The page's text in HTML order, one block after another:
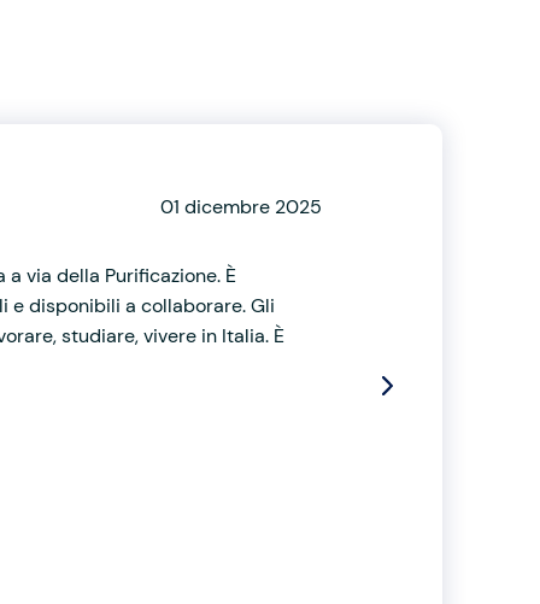
01 dicembre 2025
via della Purificazione. È
e disponibili a collaborare. Gli
studiare, vivere in Italia. È